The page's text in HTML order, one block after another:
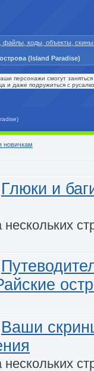
файлы, коды, объекты,
(Island Paradise)
персонажи смогут
и даже подружиться с
новичкам
Глюки и
Ваши